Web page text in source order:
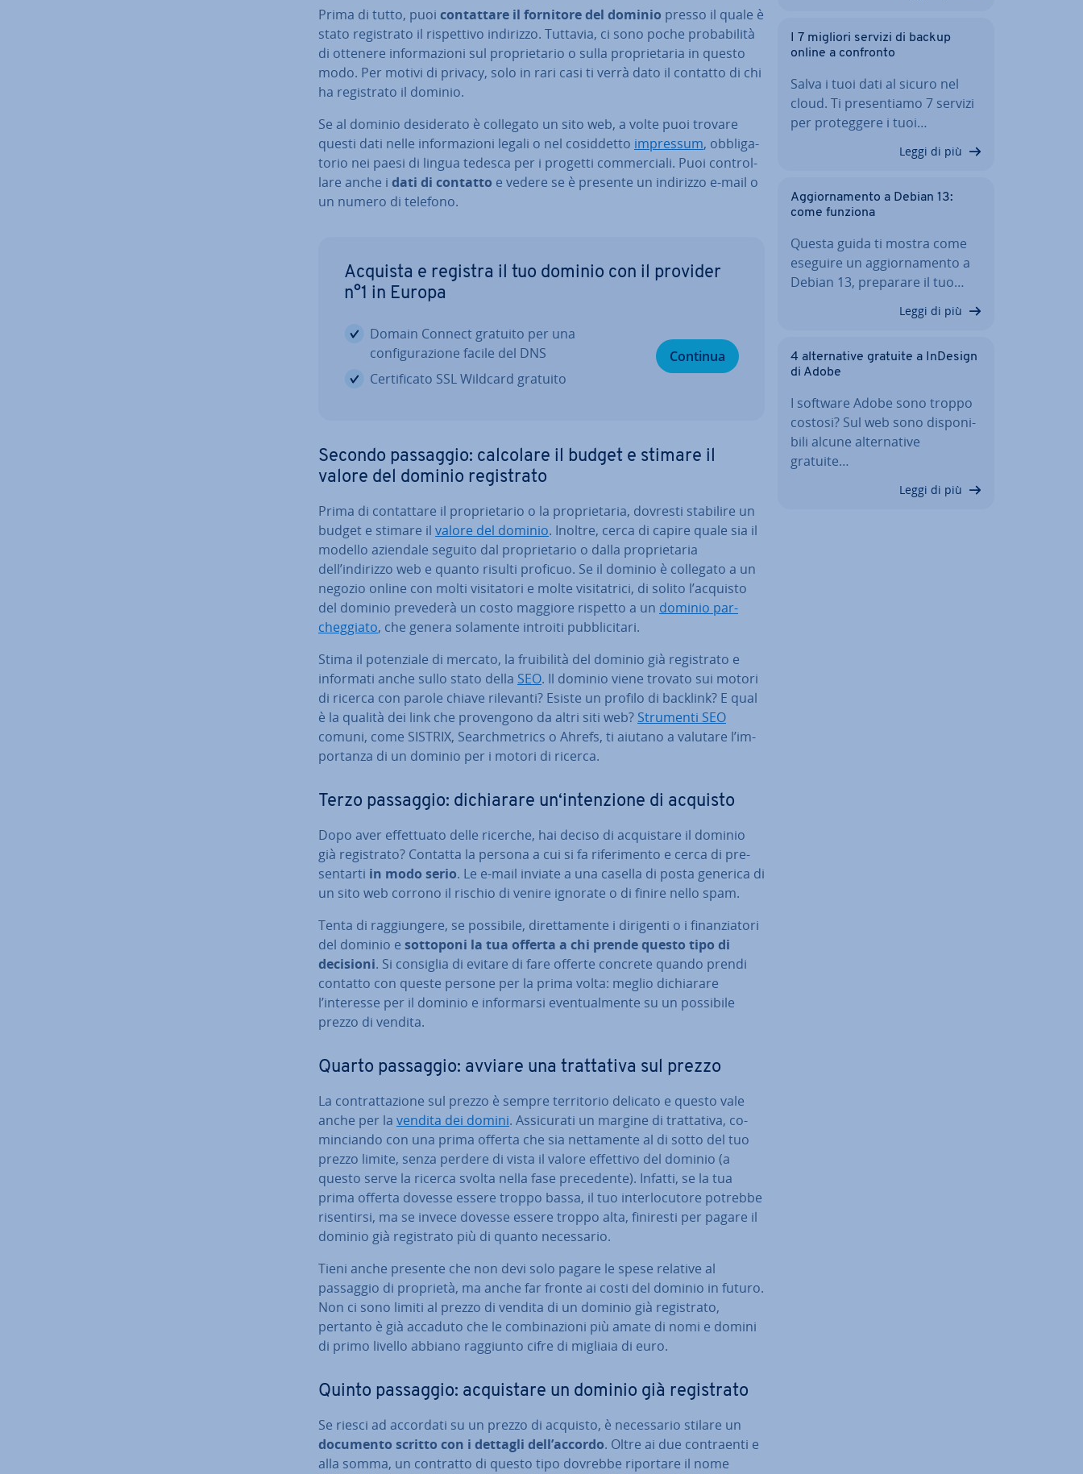
Prima di tutto, puoi con­tat­ta­re il fornitore del dominio presso il quale è
stato re­gi­stra­to il ri­spet­ti­vo indirizzo. Tuttavia, ci sono poche pro­ba­bi­li­tà
di ottenere in­for­ma­zio­ni sul pro­prie­ta­rio o sulla pro­prie­ta­ria in questo
modo. Per motivi di privacy, solo in rari casi ti verrà dato il contatto di chi
ha re­gi­stra­to il dominio.
Se al dominio de­si­de­ra­to è collegato un sito web, a volte puoi trovare
questi dati nelle in­for­ma­zio­ni legali o nel co­sid­det­to impressum, ob­bli­ga­
to­rio nei paesi di lingua tedesca per i progetti com­mer­cia­li. Puoi con­trol­
la­re anche i dati di contatto e vedere se è presente un indirizzo e-mail o
un numero di telefono.
Acquista e registra il tuo dominio con il provider
n°1 in Europa
Domain Connect gratuito per una
con­fi­gu­ra­zio­ne facile del DNS
Cer­ti­fi­ca­to SSL Wildcard gratuito
Continua
Secondo passaggio: calcolare il budget e stimare il
valore del dominio re­gi­stra­to
Prima di con­tat­ta­re il pro­prie­ta­rio o la pro­prie­ta­ria, dovresti stabilire un
budget e stimare il valore del dominio. Inoltre, cerca di capire quale sia il
modello aziendale seguito dal pro­prie­ta­rio o dalla pro­prie­ta­ria
dell’indirizzo web e quanto risulti proficuo. Se il dominio è collegato a un
negozio online con molti vi­si­ta­to­ri e molte vi­si­ta­tri­ci, di solito l’acquisto
del dominio prevederà un costo maggiore rispetto a un dominio par­
cheg­gia­to, che genera solamente introiti pub­bli­ci­ta­ri.
Stima il po­ten­zia­le di mercato, la frui­bi­li­tà del dominio già re­gi­stra­to e
informati anche sullo stato della SEO. Il dominio viene trovato sui motori
di ricerca con parole chiave rilevanti? Esiste un profilo di backlink? E qual
è la qualità dei link che pro­ven­go­no da altri siti web? Strumenti SEO
comuni, come SISTRIX, Sear­ch­me­trics o Ahrefs, ti aiutano a valutare l’im­
por­tan­za di un dominio per i motori di ricerca.
Terzo passaggio: di­chia­ra­re un‘in­ten­zio­ne di acquisto
Dopo aver ef­fet­tua­to delle ricerche, hai deciso di ac­qui­sta­re il dominio
già re­gi­stra­to? Contatta la persona a cui si fa ri­fe­ri­men­to e cerca di pre­
sen­tar­ti in modo serio. Le e-mail inviate a una casella di posta generica di
un sito web corrono il rischio di venire ignorate o di finire nello spam.
Tenta di rag­giun­ge­re, se possibile, di­ret­ta­men­te i dirigenti o i fi­nan­zia­to­ri
del dominio e sottoponi la tua offerta a chi prende questo tipo di
decisioni. Si consiglia di evitare di fare offerte concrete quando prendi
contatto con queste persone per la prima volta: meglio di­chia­ra­re
l’interesse per il dominio e in­for­mar­si even­tual­men­te su un possibile
prezzo di vendita.
Quarto passaggio: avviare una trat­ta­ti­va sul prezzo
La con­trat­ta­zio­ne sul prezzo è sempre ter­ri­to­rio delicato e questo vale
anche per la vendita dei domini. As­si­cu­ra­ti un margine di trat­ta­ti­va, co­
min­cian­do con una prima offerta che sia net­ta­men­te al di sotto del tuo
prezzo limite, senza perdere di vista il valore effettivo del dominio (a
questo serve la ricerca svolta nella fase pre­ce­den­te). Infatti, se la tua
prima offerta dovesse essere troppo bassa, il tuo in­ter­lo­cu­to­re potrebbe
ri­sen­tir­si, ma se invece dovesse essere troppo alta, finiresti per pagare il
dominio già re­gi­stra­to più di quanto ne­ces­sa­rio.
Tieni anche presente che non devi solo pagare le spese relative al
passaggio di proprietà, ma anche far fronte ai costi del dominio in futuro.
Non ci sono limiti al prezzo di vendita di un dominio già re­gi­stra­to,
pertanto è già accaduto che le com­bi­na­zio­ni più amate di nomi e domini
di primo livello abbiano raggiunto cifre di migliaia di euro.
Quinto passaggio: ac­qui­sta­re un dominio già re­gi­stra­to
Se riesci ad accordati su un prezzo di acquisto, è ne­ces­sa­rio stilare un
documento scritto con i dettagli dell’accordo. Oltre ai due con­traen­ti e
alla somma, un contratto di questo tipo dovrebbe riportare il nome
I 7 migliori servizi di backup
online a confronto
Salva i tuoi dati al sicuro nel
cloud. Ti pre­sen­tia­mo 7 servizi
per pro­teg­ge­re i tuoi…
Leggi di più
Ag­gior­na­men­to a Debian 13:
come funziona
Questa guida ti mostra come
eseguire un ag­gior­na­men­to a
Debian 13, preparare il tuo…
Leggi di più
4 al­ter­na­ti­ve gratuite a InDesign
di Adobe
I software Adobe sono troppo
costosi? Sul web sono di­spo­ni­
bi­li alcune al­ter­na­ti­ve
gratuite…
Leggi di più